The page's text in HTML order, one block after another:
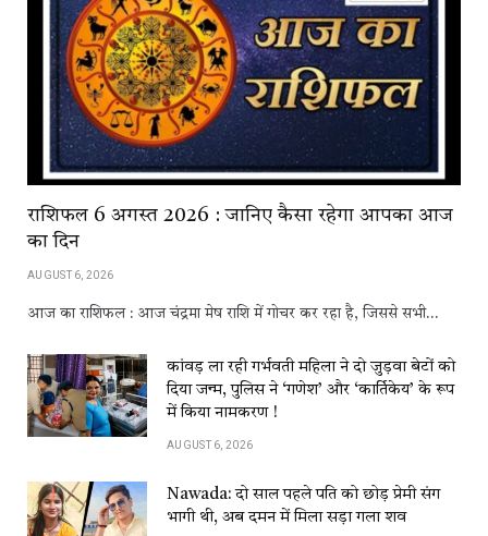
राशिफल 6 अगस्त 2026 : जानिए कैसा रहेगा आपका आज
का दिन
AUGUST 6, 2026
आज का राशिफल : आज चंद्रमा मेष राशि में गोचर कर रहा है, जिससे सभी…
कांवड़​​ ला​​ रही​​ गर्भवती महिला ने दो जुड़वा बेटों को
दिया जन्म, पुलिस ने ‘गणेश’ और ‘कार्तिकेय’ के रूप
में किया नामकरण !
AUGUST 6, 2026
Nawada: दो साल पहले पति को छोड़ प्रेमी संग
भागी थी, अब दमन में मिला सड़ा गला शव